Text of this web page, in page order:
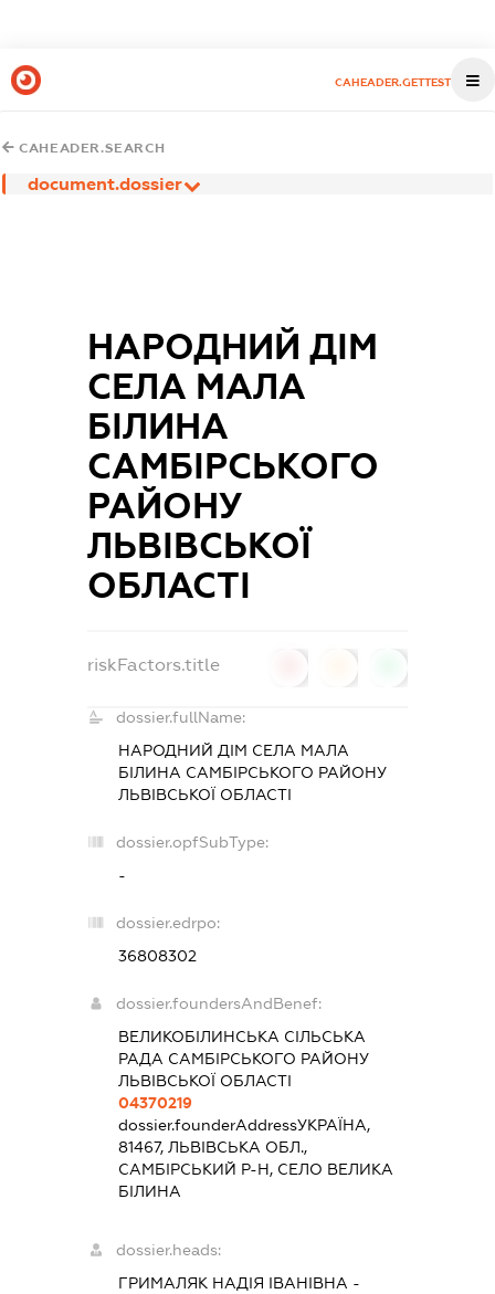
CAHEADER.GETTEST
CAHEADER.SEARCH
document.dossier
НАРОДНИЙ ДІМ
СЕЛА МАЛА
БІЛИНА
САМБІРСЬКОГО
РАЙОНУ
ЛЬВІВСЬКОЇ
ОБЛАСТІ
riskFactors.title
dossier.fullName:
НАРОДНИЙ ДІМ СЕЛА МАЛА
БІЛИНА САМБІРСЬКОГО РАЙОНУ
ЛЬВІВСЬКОЇ ОБЛАСТІ
dossier.opfSubType:
-
dossier.edrpo:
36808302
dossier.foundersAndBenef:
ВЕЛИКОБІЛИНСЬКА СІЛЬСЬКА
РАДА САМБІРСЬКОГО РАЙОНУ
ЛЬВІВСЬКОЇ ОБЛАСТІ
04370219
dossier.founderAddressУКРАЇНА,
81467, ЛЬВІВСЬКА ОБЛ.,
САМБІРСЬКИЙ Р-Н, СЕЛО ВЕЛИКА
БІЛИНА
dossier.heads:
ГРИМАЛЯК НАДІЯ ІВАНІВНА -